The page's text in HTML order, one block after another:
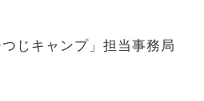
じキャンプ」担当事務局